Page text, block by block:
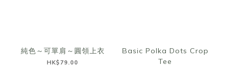
純色～可單肩～圓領上衣
HK$79.00
Basic Polka Dots Crop
Tee